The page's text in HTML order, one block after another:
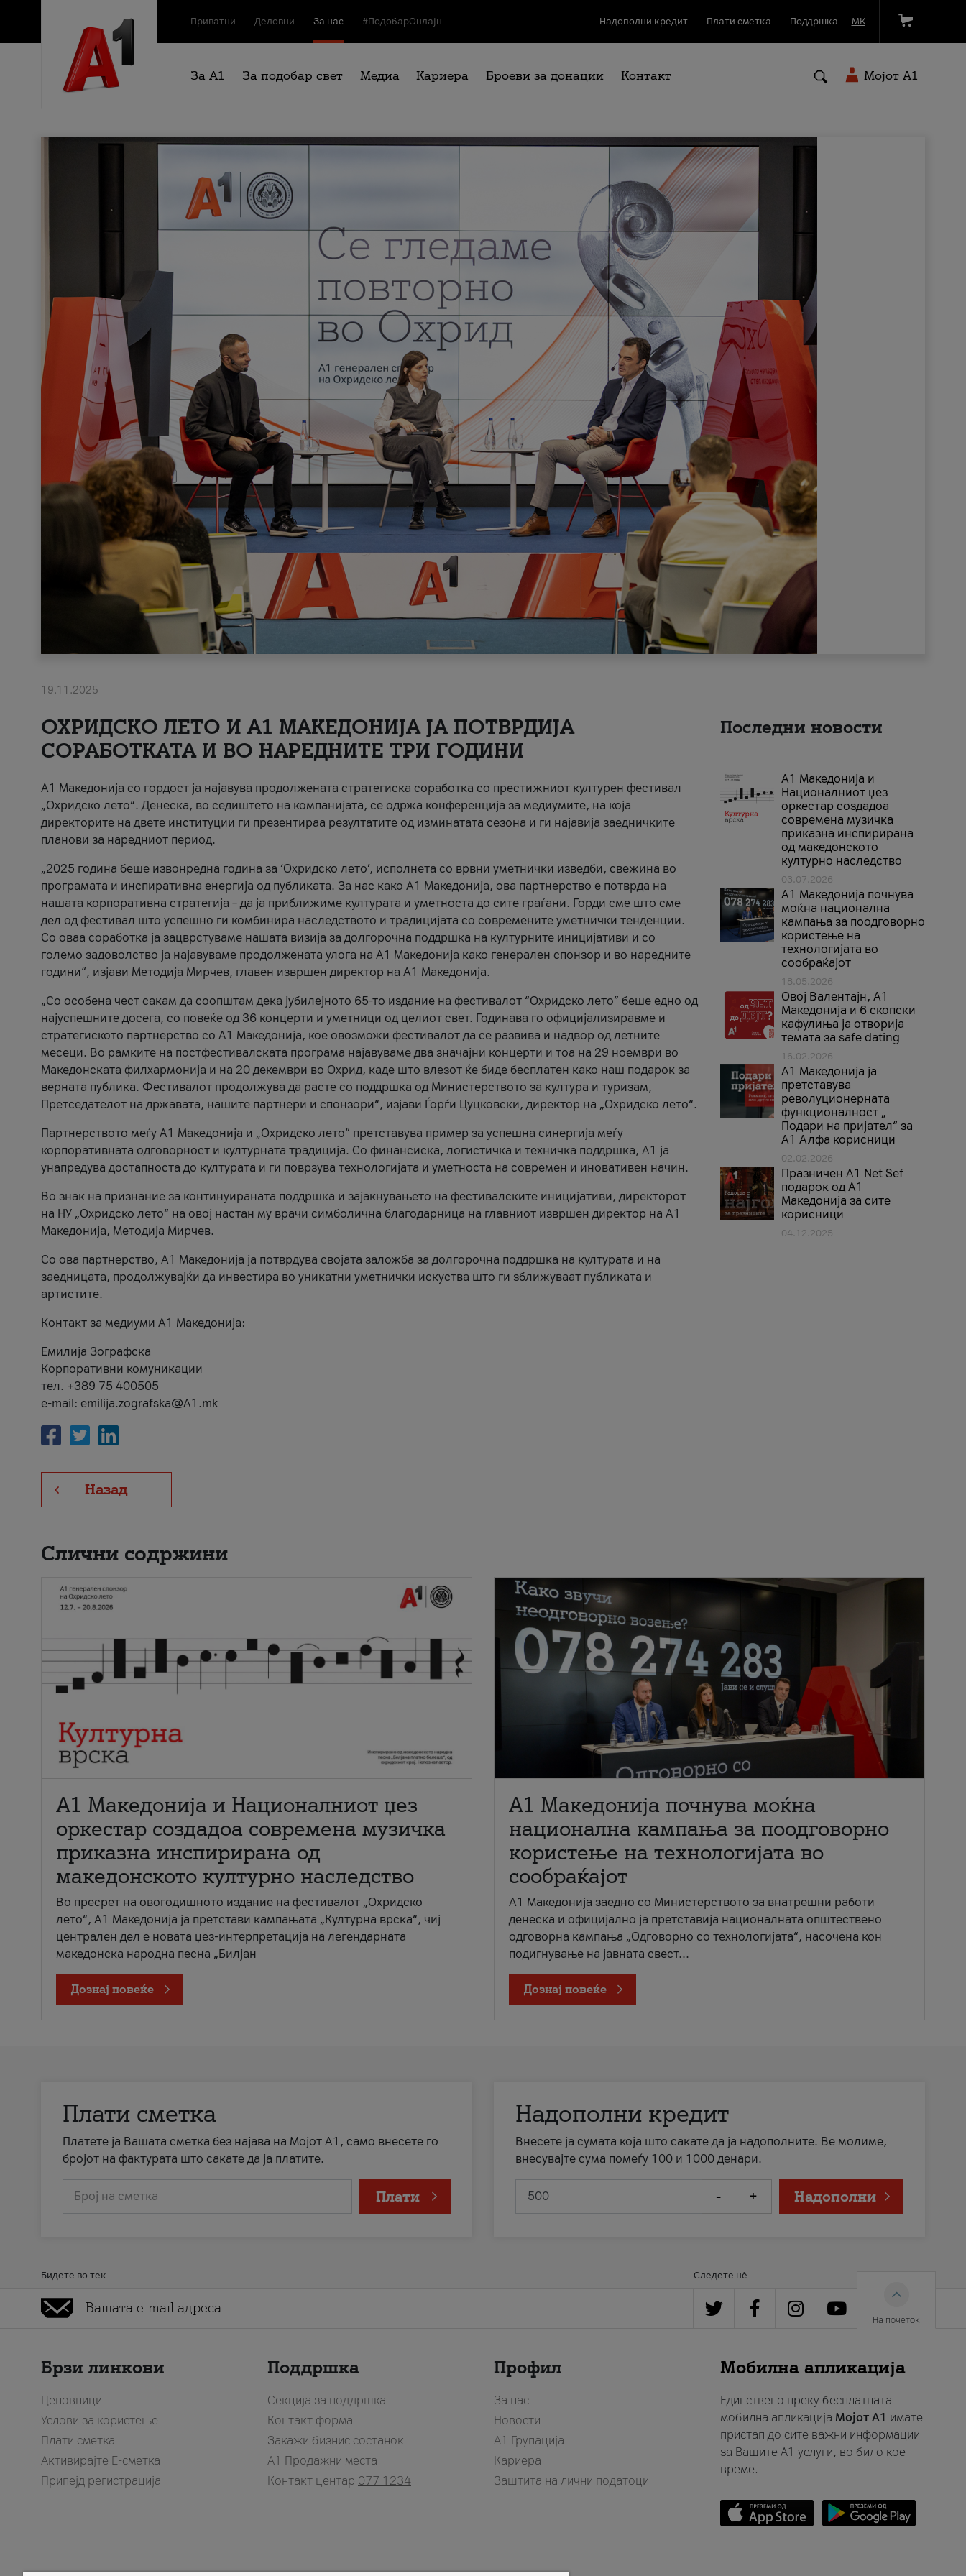
Приватни Деловни За нас #ПодобарОнлајн Надополни кредит Плати сметка Поддршка МК
За А1 За подобар свет Медиа Кариера Броеви за донации Контакт Мојот A1
19.11.2025
ОХРИДСКО ЛЕТО И A1 МАКЕДОНИЈА ЈА ПОТВРДИЈА
СОРАБОТКАТА И ВО НАРЕДНИТЕ ТРИ ГОДИНИ
A1 Македонија со гордост ја најавува продолжената стратегиска соработка со престижниот културен фестивал
„Охридско лето“. Денеска, во седиштето на компанијата, се одржа конференција за медиумите, на која
директорите на двете институции ги презентираа резултатите од изминатата сезона и ги најавија заедничките
планови за наредниот период.
„2025 година беше извонредна година за ‘Охридско лето’, исполнета со врвни уметнички изведби, свежина во
програмата и инспиративна енергија од публиката. За нас како A1 Македонија, ова партнерство е потврда на
нашата корпоративна стратегија – да ја приближиме културата и уметноста до сите граѓани. Горди сме што сме
дел од фестивал што успешно ги комбинира наследството и традицијата со современите уметнички тенденции.
Со оваа соработка ја зацврстуваме нашата визија за долгорочна поддршка на културните иницијативи и со
големо задоволство ја најавуваме продолжената улога на A1 Македонија како генерален спонзор и во наредните
години“, изјави Методија Мирчев, главен извршен директор на A1 Македонија.
„Со особена чест сакам да соопштам дека јубилејното 65-то издание на фестивалот “Охридско лето” беше едно од
најуспешните досега, со повеќе од 36 концерти и уметници од целиот свет. Годинава го официјализиравме и
стратегиското партнерство со А1 Македонија, кое овозможи фестивалот да се развива и надвор од летните
месеци. Во рамките на постфестивалската програма најавуваме два значајни концерти и тоа на 29 ноември во
Македонската филхармонија и на 20 декември во Охрид, каде што влезот ќе биде бесплатен како наш подарок за
верната публика. Фестивалот продолжува да расте со поддршка од Министерството за култура и туризам,
Претседателот на државата, нашите партнери и спонзори“, изјави Ѓорѓи Цуцковски, директор на „Охридско лето“.
Партнерството меѓу A1 Македонија и „Охридско лето“ претставува пример за успешна синергија меѓу
корпоративната одговорност и културната традиција. Со финансиска, логистичка и техничка поддршка, A1 ја
унапредува достапноста до културата и ги поврзува технологијата и уметноста на современ и иновативен начин.
Во знак на признание за континуираната поддршка и зајакнувањето на фестивалските иницијативи, директорот
на НУ „Охридско лето“ на овој настан му врачи симболична благодарница на главниот извршен директор на A1
Македонија, Методија Мирчев.
Со ова партнерство, A1 Македонија ја потврдува својата заложба за долгорочна поддршка на културата и на
заедницата, продолжувајќи да инвестира во уникатни уметнички искуства што ги зближуваат публиката и
артистите.
Контакт за медиуми А1 Македонија:
Емилија Зографска
Корпоративни комуникации
тел. +389 75 400505
e-mail: emilija.zografska@A1.mk
Назад
Последни новости
А1 Македонија и
Националниот џез
оркестар создадоа
современа музичка
приказна инспирирана
од македонското
културно наследство
03.07.2026
A1 Македонија почнува
моќна национална
кампања за поодговорно
користење на
технологијата во
сообраќајот
18.05.2026
Овој Валентајн, A1
Македонија и 6 скопски
кафулиња ја отворија
темата за safe dating
16.02.2026
А1 Македонија ја
претставува
револуционерната
функционалност „
Подари на пријател“ за
А1 Алфа корисници
02.02.2026
Празничен A1 Net Sеf
подарок од А1
Македонија за сите
корисници
04.12.2025
Слични содржини
А1 Македонија и Националниот џез
оркестар создадоа современа музичка
приказна инспирирана од
македонското културно наследство
Во пресрет на овогодишното издание на фестивалот „Охридско
лето“, А1 Македонија ја претстави кампањата „Културна врска“, чиј
централен дел е новата џез-интерпретација на легендарната
македонска народна песна „Билјан
Дознај повеќе
A1 Македонија почнува моќна
национална кампања за поодговорно
користење на технологијата во
сообраќајот
A1 Македонија заедно со Министерството за внатрешни работи
денеска и официјално ја претставија националната општествено
одговорна кампања „Одговорно со технологијата“, насочена кон
подигнување на јавната свест...
Дознај повеќе
Плати сметка
Платете ја Вашата сметка без најава на Мојот А1, само внесете го
бројот на фактурата што сакате да ја платите.
Број на сметка Плати
Надополни кредит
Внесете ја сумата која што сакате да ја надополните. Ве молиме,
внесувајте сума помеѓу 100 и 1000 денари.
- + Надополни
Бидете во тек Следете нè
На почеток
Брзи линкови
Ценовници
Услови за користење
Плати сметка
Активирајте Е-сметка
Припејд регистрација
Поддршка
Секција за поддршка
Контакт форма
Закажи бизнис состанок
A1 Продажни места
Контакт центар 077 1234
Профил
За нас
Новости
А1 Групација
Кариера
Заштита на лични податоци
Мобилна апликација
Единствено преку бесплатната
мобилна апликација Мојот A1 имате
пристап до сите важни информации
за Вашите A1 услуги, во било кое
време.